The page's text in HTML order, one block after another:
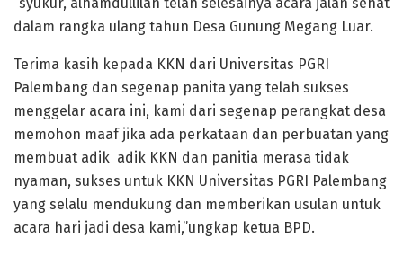
dalam rangka ulang tahun Desa Gunung Megang Luar.
Terima kasih kepada KKN dari Universitas PGRI
Palembang dan segenap panita yang telah sukses
menggelar acara ini, kami dari segenap perangkat desa
memohon maaf jika ada perkataan dan perbuatan yang
membuat adik adik KKN dan panitia merasa tidak
nyaman, sukses untuk KKN Universitas PGRI Palembang
yang selalu mendukung dan memberikan usulan untuk
acara hari jadi desa kami,”ungkap ketua BPD.